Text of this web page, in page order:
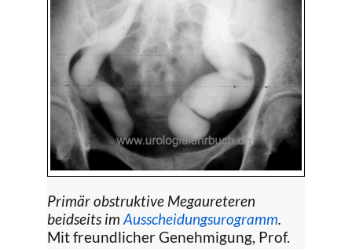
Primär obstruktive Megaureteren
beidseits im Ausscheidungsurogramm.
Mit freundlicher Genehmigung, Prof.